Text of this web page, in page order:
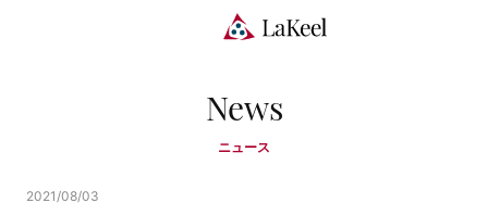
News
ニュース
2021/08/03